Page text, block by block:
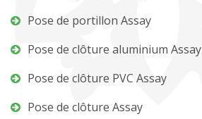
Pose de portillon Assay
Pose de clôture aluminium Assay
Pose de clôture PVC Assay
Pose de clôture Assay